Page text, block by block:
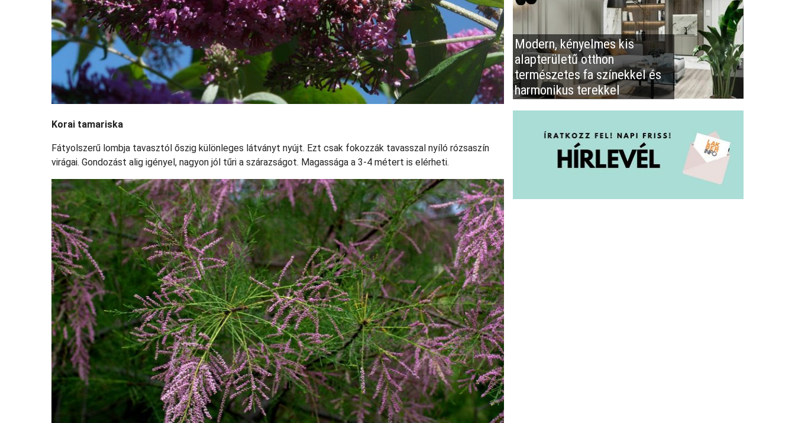
Korai tamariska
Fátyolszerű lombja tavasztól őszig különleges látványt nyújt. Ezt csak fokozzák tavasszal nyíló rózsaszín
virágai. Gondozást alig igényel, nagyon jól tűri a szárazságot. Magassága a 3-4 métert is elérheti.
Modern, kényelmes kis
alapterületű otthon
természetes fa színekkel és
harmonikus terekkel